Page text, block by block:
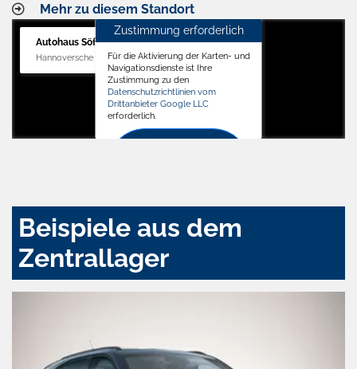
Mehr zu diesem Standort
Autohaus Söffker GmbH
Hannoversche Str. 34, 31688 Nienstädt
Zustimmung erforderlich
Für die Aktivierung der Karten- und
Navigationsdienste ist Ihre
Zustimmung zu den
Datenschutzrichtlinien vom
Drittanbieter Google LLC
erforderlich.
Beispiele aus dem
Zentrallager